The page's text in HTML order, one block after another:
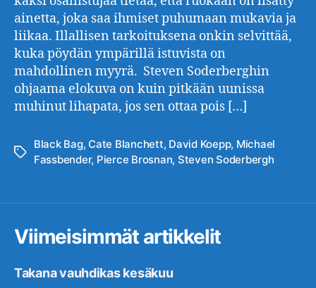
ainetta, joka saa ihmiset puhumaan mukavia ja
liikaa. Illallisen tarkoituksena onkin selvittää,
kuka pöydän ympärillä istuvista on
mahdollinen myyrä. Steven Soderberghin
ohjaama elokuva on kuin pitkään uunissa
muhinut lihapata, jos sen ottaa pois […]
Avainsanat
Black Bag,Cate Blanchett, David Koepp, Michael
Fassbender, Pierce Brosnan, Steven Soderbergh
Viimeisimmät artikkelit
Takana vauhdikas kesäkuu